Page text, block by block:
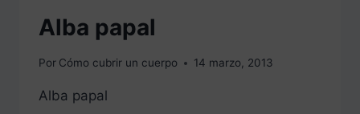
Alba papal
Por Cómo cubrir un cuerpo 14 marzo, 2013
Alba papal